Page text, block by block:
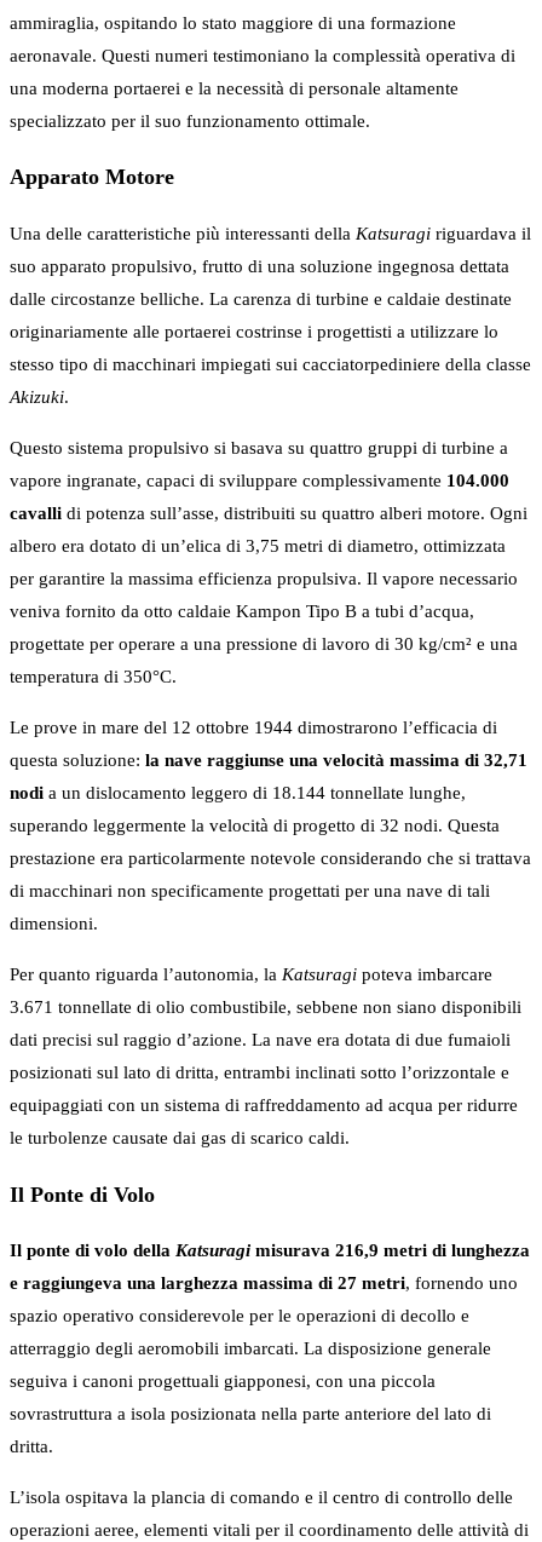
ammiraglia, ospitando lo stato maggiore di una formazione
aeronavale. Questi numeri testimoniano la complessità operativa di
una moderna portaerei e la necessità di personale altamente
specializzato per il suo funzionamento ottimale.
Apparato Motore
Una delle caratteristiche più interessanti della Katsuragi riguardava il
suo apparato propulsivo, frutto di una soluzione ingegnosa dettata
dalle circostanze belliche. La carenza di turbine e caldaie destinate
originariamente alle portaerei costrinse i progettisti a utilizzare lo
stesso tipo di macchinari impiegati sui cacciatorpediniere della classe
Akizuki.
Questo sistema propulsivo si basava su quattro gruppi di turbine a
vapore ingranate, capaci di sviluppare complessivamente 104.000
cavalli di potenza sull’asse, distribuiti su quattro alberi motore. Ogni
albero era dotato di un’elica di 3,75 metri di diametro, ottimizzata
per garantire la massima efficienza propulsiva. Il vapore necessario
veniva fornito da otto caldaie Kampon Tipo B a tubi d’acqua,
progettate per operare a una pressione di lavoro di 30 kg/cm² e una
temperatura di 350°C.
Le prove in mare del 12 ottobre 1944 dimostrarono l’efficacia di
questa soluzione: la nave raggiunse una velocità massima di 32,71
nodi a un dislocamento leggero di 18.144 tonnellate lunghe,
superando leggermente la velocità di progetto di 32 nodi. Questa
prestazione era particolarmente notevole considerando che si trattava
di macchinari non specificamente progettati per una nave di tali
dimensioni.
Per quanto riguarda l’autonomia, la Katsuragi poteva imbarcare
3.671 tonnellate di olio combustibile, sebbene non siano disponibili
dati precisi sul raggio d’azione. La nave era dotata di due fumaioli
posizionati sul lato di dritta, entrambi inclinati sotto l’orizzontale e
equipaggiati con un sistema di raffreddamento ad acqua per ridurre
le turbolenze causate dai gas di scarico caldi.
Il Ponte di Volo
Il ponte di volo della Katsuragi misurava 216,9 metri di lunghezza
e raggiungeva una larghezza massima di 27 metri, fornendo uno
spazio operativo considerevole per le operazioni di decollo e
atterraggio degli aeromobili imbarcati. La disposizione generale
seguiva i canoni progettuali giapponesi, con una piccola
sovrastruttura a isola posizionata nella parte anteriore del lato di
dritta.
L’isola ospitava la plancia di comando e il centro di controllo delle
operazioni aeree, elementi vitali per il coordinamento delle attività di